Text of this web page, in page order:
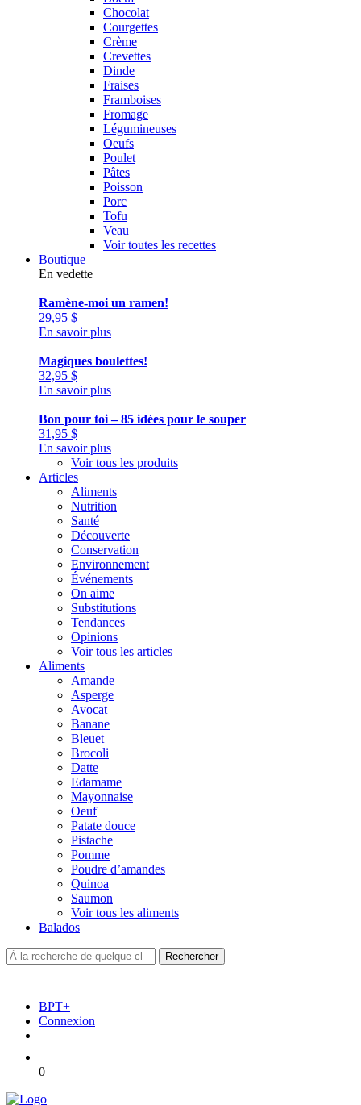
Chocolat
Courgettes
Crème
Crevettes
Dinde
Fraises
Framboises
Fromage
Légumineuses
Oeufs
Poulet
Pâtes
Poisson
Porc
Tofu
Veau
Voir toutes les recettes
Boutique
En vedette
Ramène-moi un ramen!
29,95 $
En savoir plus
Magiques boulettes!
32,95 $
En savoir plus
Bon pour toi – 85 idées pour le souper
31,95 $
En savoir plus
Voir tous les produits
Articles
Aliments
Nutrition
Santé
Découverte
Conservation
Environnement
Événements
On aime
Substitutions
Tendances
Opinions
Voir tous les articles
Aliments
Amande
Asperge
Avocat
Banane
Bleuet
Brocoli
Datte
Edamame
Mayonnaise
Oeuf
Patate douce
Pistache
Pomme
Poudre d’amandes
Quinoa
Saumon
Voir tous les aliments
Balados
BPT+
Connexion
0